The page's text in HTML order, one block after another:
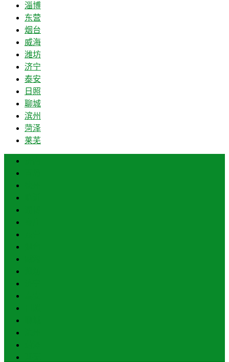
淄博
东营
烟台
威海
潍坊
济宁
泰安
日照
聊城
滨州
菏泽
莱芜